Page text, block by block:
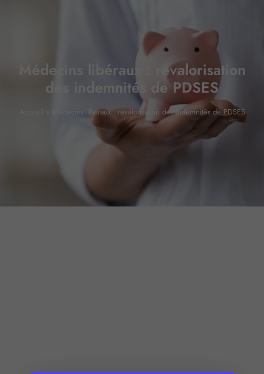
Médecins libéraux : revalorisation
des indemnités de PDSES
Médecins libéraux : revalorisation des indemnités de PDSES